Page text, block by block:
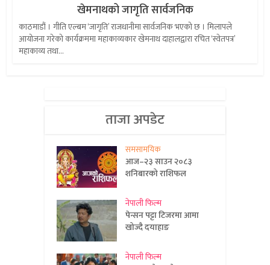
खेमनाथको जागृति सार्वजनिक
काठमाडौं । गीति एल्बम ‘जागृति’ राजधानीमा सार्वजनिक भएको छ । मिलापले
आयोजना गरेको कार्यक्रममा महाकाव्यकार खेमनाथ दाहालद्वारा रचित ‘स्वेतपत्र’
महाकाव्य तथा...
ताजा अपडेट
समसामयिक
आज–२३ साउन २०८३
शनिबारको राशिफल
नेपाली फिल्म
पेन्सन पट्टा टिजरमा आमा
खोज्दै दयाहाङ
नेपाली फिल्म